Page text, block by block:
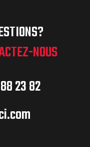
NOUS
23 82